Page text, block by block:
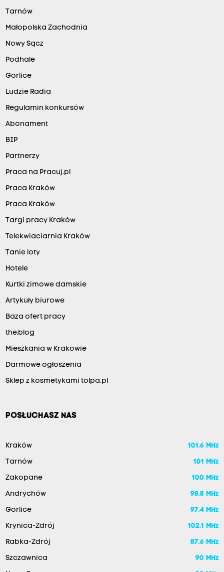
Tarnów
Małopolska Zachodnia
Nowy Sącz
Podhale
Gorlice
Ludzie Radia
Regulamin konkursów
Abonament
BIP
Partnerzy
Praca na Pracuj.pl
Praca Kraków
Praca Kraków
Targi pracy Kraków
Telekwiaciarnia Kraków
Tanie loty
Hotele
Kurtki zimowe damskie
Artykuły biurowe
Baza ofert pracy
the:blog
Mieszkania w Krakowie
Darmowe ogłoszenia
Sklep z kosmetykami tolpa.pl
POSŁUCHASZ NAS
Kraków 101.6 MHz
Tarnów 101 MHz
Zakopane 100 MHz
Andrychów 98.8 MHz
Gorlice 97.4 MHz
Krynica-Zdrój 102.1 MHz
Rabka-Zdrój 87.6 MHz
Szczawnica 90 MHz